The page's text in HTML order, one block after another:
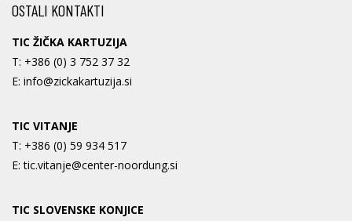
OSTALI KONTAKTI
TIC ŽIČKA KARTUZIJA
T: +386 (0) 3 752 37 32
E: info@zickakartuzija.si
TIC VITANJE
T: +386 (0) 59 934 517
E:tic.vitanje@center-noordung.si
TIC SLOVENSKE KONJICE